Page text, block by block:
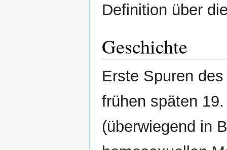
Definition über
Geschichte
Erste Spuren
frühen späten
(überwiegend in